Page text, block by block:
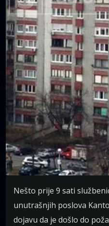
Nešto prije 9 sati
unutrašnjih poslova
dojavu da je došlo do